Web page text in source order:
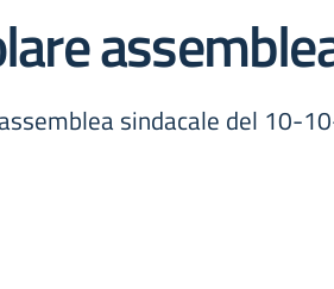
sindacale del 10-